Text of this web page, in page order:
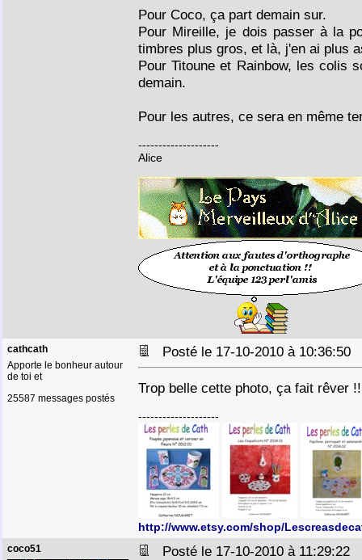
Pour Coco, ça part demain sur.
Pour Mireille, je dois passer à la
timbres plus gros, et là, j'en ai plus
Pour Titoune et Rainbow, les colis
demain.
Pour les autres, ce sera en même
--------------------
Alice
cathcath
Apporte le bonheur autour
de toi et
25587 messages postés
Posté le 17-10-2010 à 10:36:50
Trop belle cette photo, ça fait rêver
--------------------
http://www.etsy.com/shop/
coco51 Posté le 17-10-2010 à 11:29:22